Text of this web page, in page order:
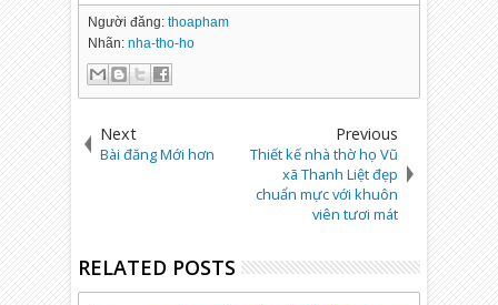
Người đăng:thoapham
Nhãn:nha-tho-ho
Next
Bài đăng Mới hơn
Previous
Thiết kế nhà thờ họ Vũ
xã Thanh Liệt đẹp
chuẩn mực với khuôn
viên tươi mát
RELATED POSTS